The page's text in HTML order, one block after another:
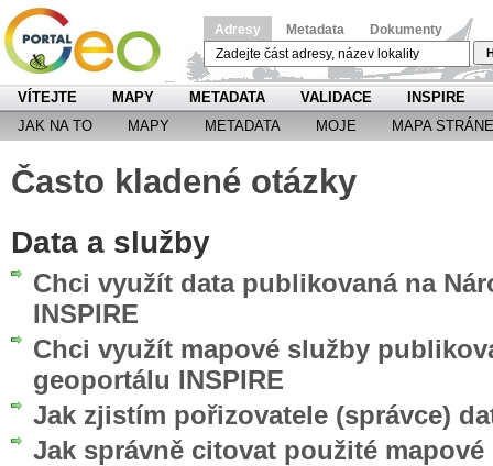
Adresy Metadata Dokumenty
VÍTEJTE MAPY METADATA VALIDACE
INSPIRE
JAK NA TO
MAPY METADATA MOJE MAPA
Často kladené otázky
Data a služby
Chci využít data publikovaná na
INSPIRE
Chci využít mapové služby
geoportálu INSPIRE
Jak zjistím pořizovatele (správce)
Jak správně citovat použité